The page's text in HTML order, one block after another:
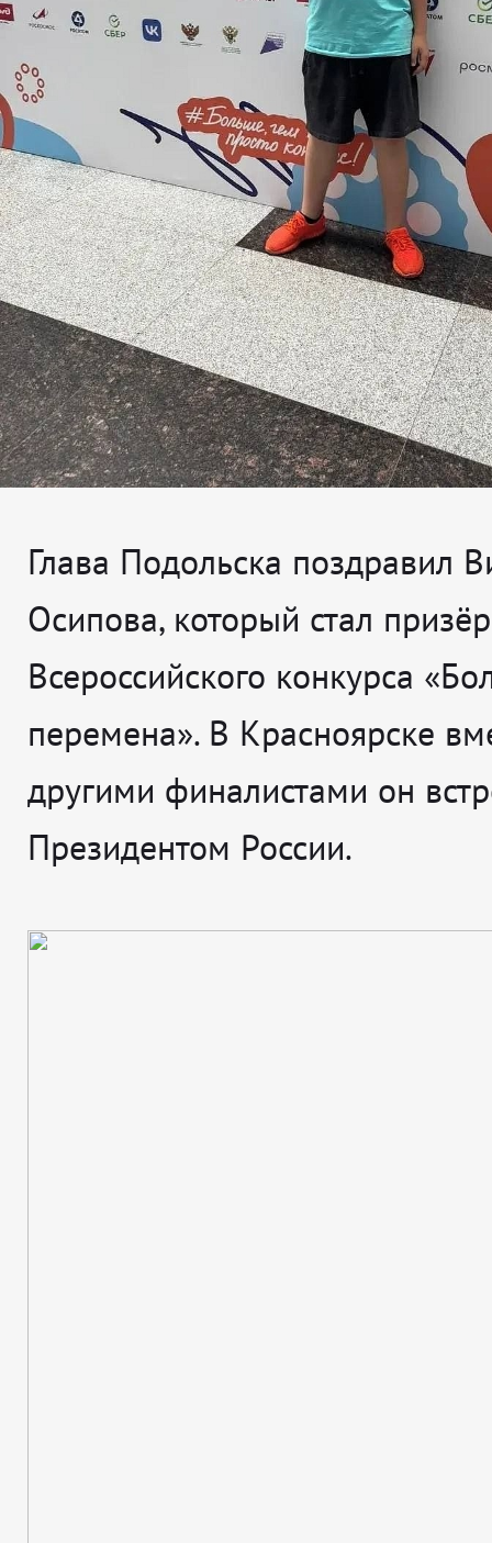
Глава Подольска поздравил
Осипова, который стал
Всероссийского конкурса
перемена». В Красноярске
другими финалистами он
Президентом России.